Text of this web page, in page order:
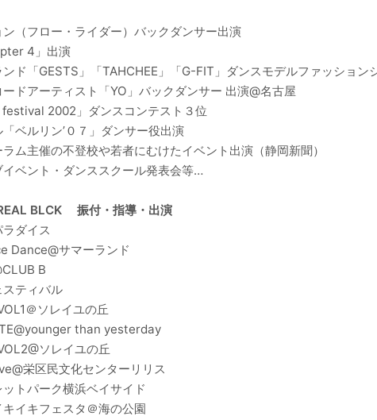
ン（フロー・ライダー）バックダンサー出演
4」出演
ンド「GESTS」「TAHCHEE」「G-FIT」ダンスモデルファッション
ードアーティスト「YO」バックダンサー 出演@名古屋
2002」ダンスコンテスト３位
「ベルリン’０７」ダンサー役出演
ラム主催の不登校や若者にむけたイベント出演（静岡新聞）
イベント・ダンススクール発表会等…
BLCK 振付・指導・出演
ラダイス
Dance@サマーランド
B
スティバル
＠ソレイユの丘
than yesterday
ソレイユの丘
栄区民文化センターリリス
ットパーク横浜ベイサイド
キイキフェスタ＠海の公園